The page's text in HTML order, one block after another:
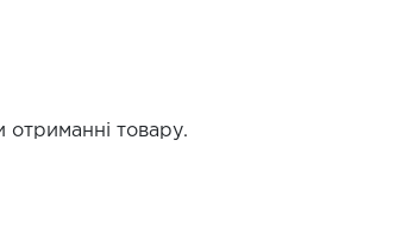
отриманні товару.